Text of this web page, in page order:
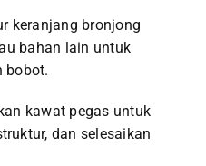
keranjang bronjong
bahan lain untuk
bobot.
kawat pegas untuk
dan selesaikan